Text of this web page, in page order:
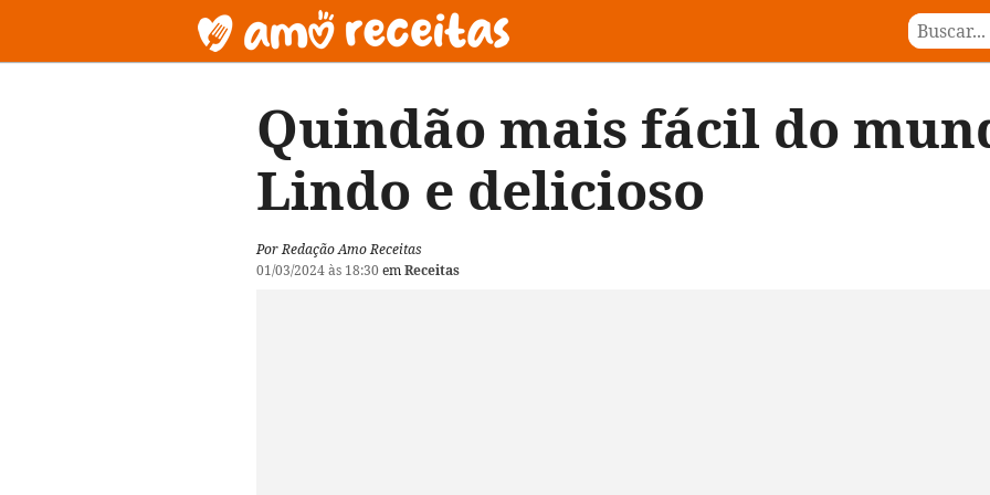
Quindão mais fácil do
Lindo e delicioso
Por Redação Amo Receitas
01/03/2024 às 18:30 emReceitas